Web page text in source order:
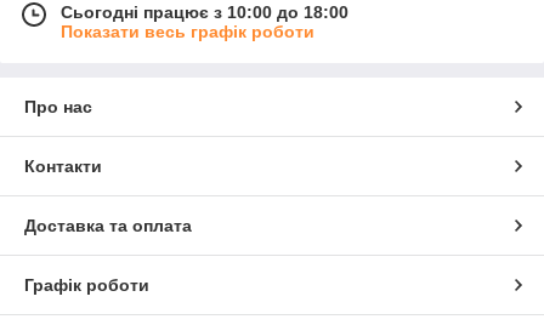
Сьогодні працює з 10:00 до 18:00
Показати весь графік роботи
Про нас
Контакти
Доставка та оплата
Графік роботи